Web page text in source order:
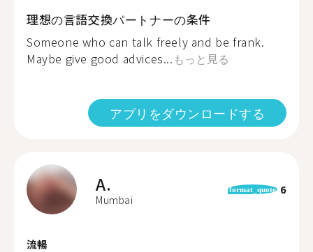
理想の言語交換パートナーの条件
Someone who can talk freely and be frank.
Maybe give good advices... もっと見る
アプリをダウンロードする
A.
Mumbai
format_quote 6
流暢